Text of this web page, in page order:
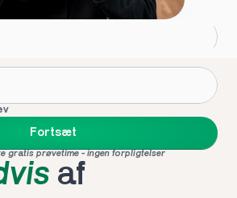
Fortsæt
gratis prøvetime - ingen forpligtelser
af